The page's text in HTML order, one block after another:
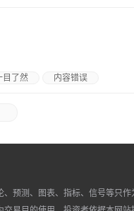
目了然 内容错误
预测、图表、指标、信号等只